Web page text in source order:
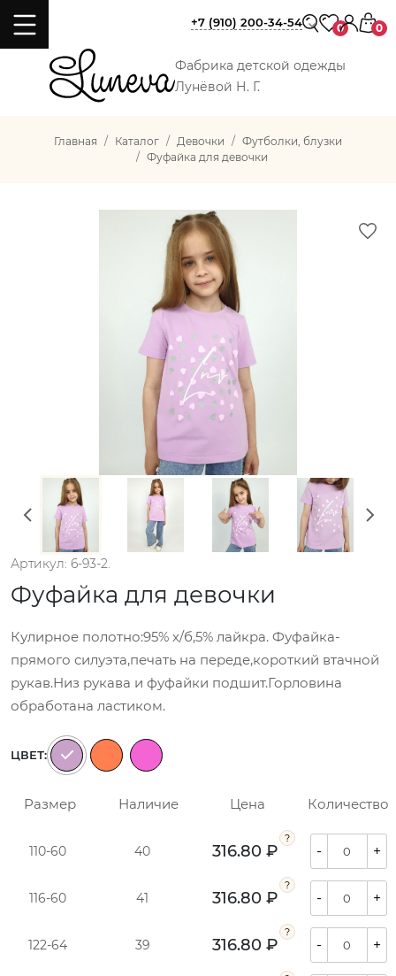
Фабрика детской одежды
Лунёвой Н. Г.
+7 (910) 200-34-54 0 0
Главная Каталог Девочки
Футболки, блузки
Фуфайка для девочки
Артикул: 6-93-2.
Фуфайка для девочки
Кулирное полотно:95% х/б,5% лайкра. Фуфайка-
прямого силуэта,печать на переде,короткий втачной
рукав.Низ рукава и фуфайки подшит.Горловина
обработана ластиком.
ЦВЕТ:
Размер Наличие Цена Количество
110-60 40 316.80 ₽ - +
116-60 41 316.80 ₽ - +
122-64 39 316.80 ₽ - +